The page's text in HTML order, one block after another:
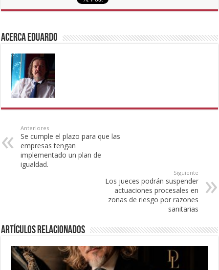
Acerca eduardo
Anteriores
Se cumple el plazo para que las
empresas tengan
implementado un plan de
igualdad.
Siguiente
Los jueces podrán suspender
actuaciones procesales en
zonas de riesgo por razones
sanitarias
Artículos Relacionados